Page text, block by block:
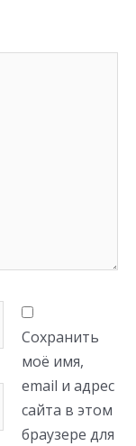
Сохранить
моё имя,
email и адрес
сайта в этом
браузере для